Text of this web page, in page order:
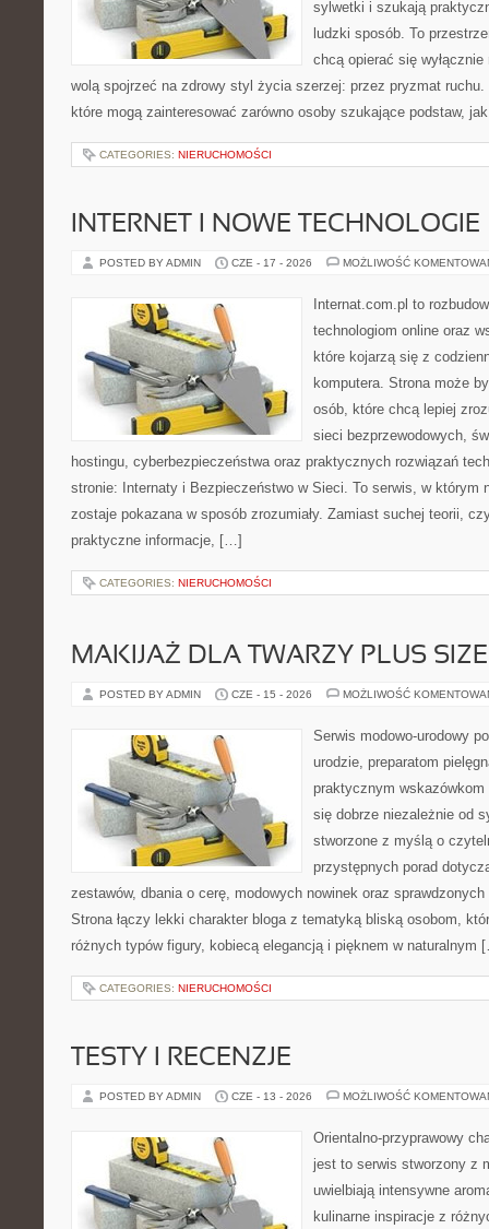
sylwetki i szukają
ludzki sposób. To
chcą opierać się
wolą spojrzeć na zdrowy styl życia szerzej: przez pryzmat
które mogą zainteresować zarówno osoby szukające podstaw,
CATEGORIES: NIERUCHOMOŚCI
INTERNET I NOWE TECHNOLOGIE
POSTED BY ADMIN CZE - 17 - 2026 MOŻLIWOŚĆ
Internat.com.pl to
technologiom online oraz
które kojarzą się z
komputera. Strona może
osób, które chcą lepiej
sieci bezprzewodowych,
hostingu, cyberbezpieczeństwa oraz praktycznych rozwiązań
stronie: Internaty i Bezpieczeństwo w Sieci. To serwis, w którym
zostaje pokazana w sposób zrozumiały. Zamiast suchej teorii,
praktyczne informacje, […]
CATEGORIES: NIERUCHOMOŚCI
MAKIJAŻ DLA TWARZY PLUS SIZE
POSTED BY ADMIN CZE - 15 - 2026 MOŻLIWOŚĆ
Serwis modowo-urodowy
urodzie, preparatom
praktycznym
się dobrze niezależnie od
stworzone z myślą o
przystępnych porad
zestawów, dbania o cerę, modowych nowinek oraz
Strona łączy lekki charakter bloga z tematyką bliską osobom,
różnych typów figury, kobiecą elegancją i pięknem w naturalnym
CATEGORIES: NIERUCHOMOŚCI
TESTY I RECENZJE
POSTED BY ADMIN CZE - 13 - 2026 MOŻLIWOŚĆ
Orientalno-przyprawowy
jest to serwis stworzony z
uwielbiają intensywne
kulinarne inspiracje z